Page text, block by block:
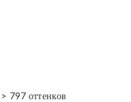
> 797 оттенков